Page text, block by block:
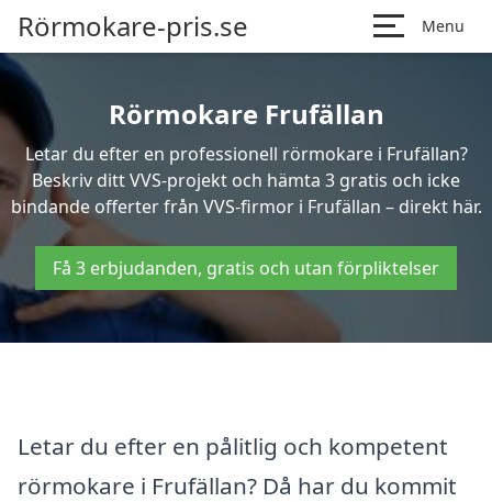
Rörmokare-pris.se Menu
Rörmokare Frufällan
Letar du efter en professionell rörmokare i Frufällan?
Beskriv ditt VVS-projekt och hämta 3 gratis och icke
bindande offerter från VVS-firmor i Frufällan – direkt här.
Få 3 erbjudanden, gratis och utan förpliktelser
Letar du efter en pålitlig och kompetent
rörmokare i Frufällan? Då har du kommit